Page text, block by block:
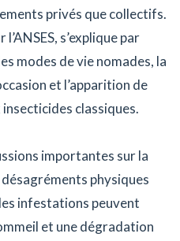
privés que collectifs.
s’explique par
modes de vie nomades, la
et l’apparition de
classiques.
importantes sur la
physiques
infestations peuvent
et une dégradation